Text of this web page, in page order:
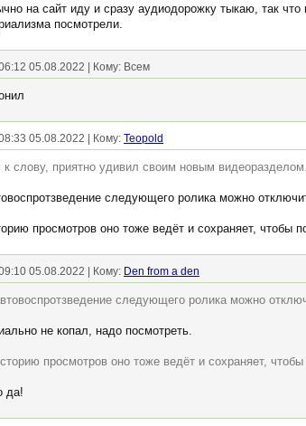
на сайт иду и сразу аудиодорожку тыкаю, так
посмотрели.
06:12 05.08.2022 | Кому: Всем
08:33 05.08.2022 | Кому: Teopold
слову, приятно удивил своим новым видеоразделом.
следующего ролика можно
просмотров оно тоже ведёт и сохраняет, чтобы
09:10 05.08.2022 | Кому: Den from a den
следующего ролика можно
не копал, надо посмотреть.
просмотров оно тоже ведёт и сохраняет,
да!